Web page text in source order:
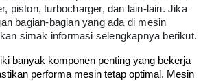
piston, turbocharger, dan lain-lain. Jika
bagian-bagian yang ada di mesin
simak informasi selengkapnya berikut.
banyak komponen penting yang bekerja
performa mesin tetap optimal. Mesin